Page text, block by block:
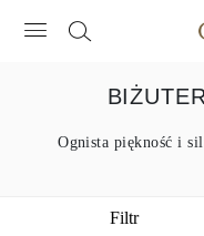
Ognista piękność i
Filtr